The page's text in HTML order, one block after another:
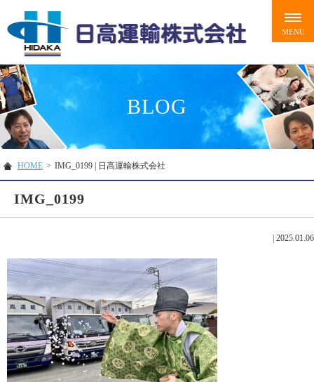
BLOG
HOME > IMG_0199 | 日高運輸株式会社
IMG_0199
| 2025.01.06